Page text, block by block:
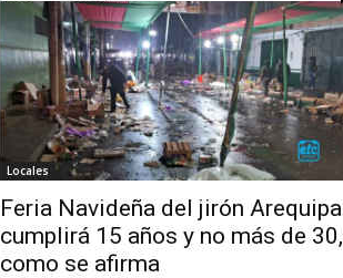
Locales
Feria Navideña del jirón Arequipa
cumplirá 15 años y no más de 30,
como se afirma